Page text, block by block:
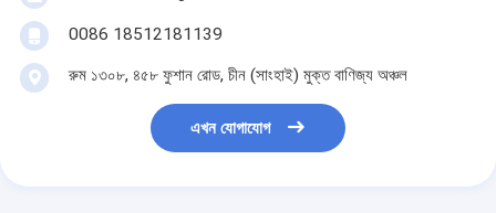
0086 18512181139
রুম ১৩০৮, ৪৫৮ ফুশান রোড, চীন (সাংহাই) মুক্ত বাণিজ্য অঞ্চল
এখন যোগাযোগ